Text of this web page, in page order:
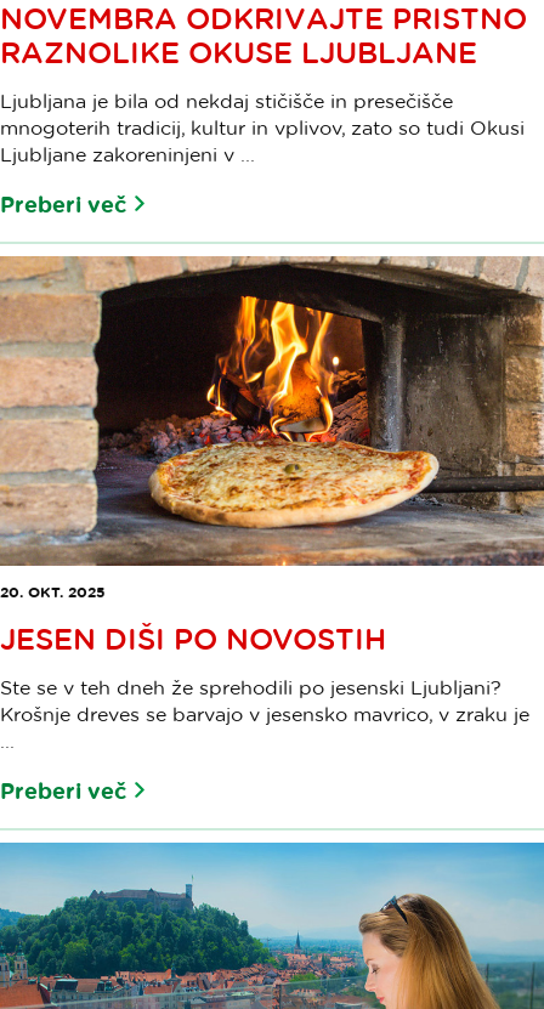
NOVEMBRA ODKRIVAJTE PRISTNO
RAZNOLIKE OKUSE LJUBLJANE
Ljubljana je bila od nekdaj stičišče in presečišče
mnogoterih tradicij, kultur in vplivov, zato so tudi Okusi
Ljubljane zakoreninjeni v ...
Preberi več
20. OKT. 2025
JESEN DIŠI PO NOVOSTIH
Ste se v teh dneh že sprehodili po jesenski Ljubljani?
Krošnje dreves se barvajo v jesensko mavrico, v zraku je
Preberi več